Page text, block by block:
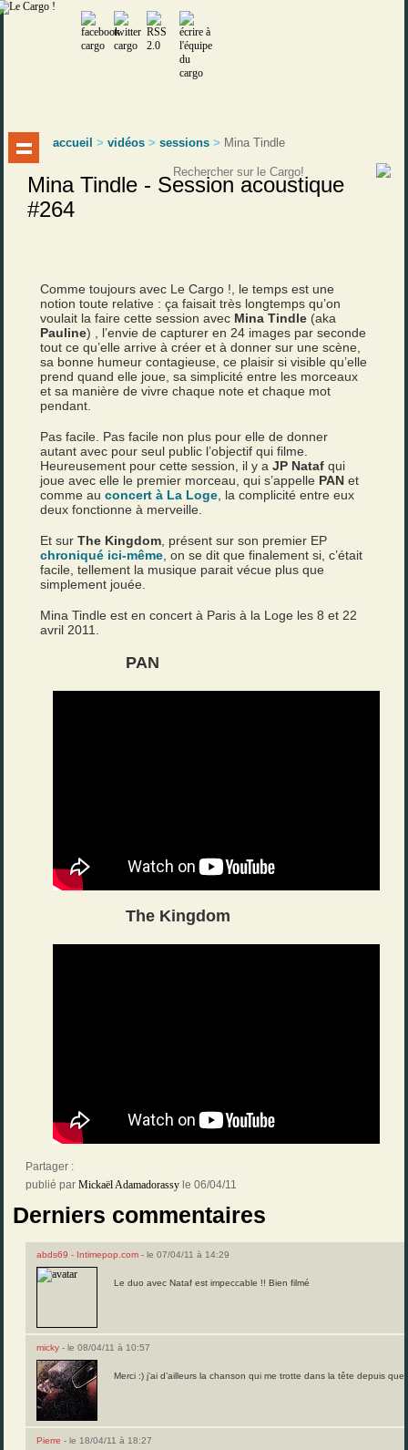
accueil >vidéos >sessions > Mina Tindle
Mina Tindle - Session acoustique
#264
Comme toujours avec Le Cargo !, le temps est une
notion toute relative : ça faisait très longtemps qu’on
voulait la faire cette session avec Mina Tindle (aka
Pauline) , l’envie de capturer en 24 images par seconde
tout ce qu’elle arrive à créer et à donner sur une scène,
sa bonne humeur contagieuse, ce plaisir si visible qu’elle
prend quand elle joue, sa simplicité entre les morceaux
et sa manière de vivre chaque note et chaque mot
pendant.
Pas facile. Pas facile non plus pour elle de donner
autant avec pour seul public l’objectif qui filme.
Heureusement pour cette session, il y aJP Natafqui
joue avec elle le premier morceau, qui s’appelle PAN et
comme auconcert à La Loge , la complicité entre eux
deux fonctionne à merveille.
Et surThe Kingdom , présent sur son premier EP
chroniqué ici-même , on se dit que finalement si, c’était
facile, tellement la musique parait vécue plus que
simplement jouée.
Mina Tindle est en concert à Paris à la Loge les 8 et 22
avril 2011.
PAN
The Kingdom
Partager :
publié par Mickaël Adamadorassy le 06/04/11
Derniers commentaires
abds69 - Intimepop.com - le 07/04/11 à 14:29
Le duo avec Nataf est impeccable !! Bien filmé
micky - le 08/04/11 à 10:57
Merci :) j’ai d’ailleurs la chanson qui me trotte dans la tête depuis que
Pierre - le 18/04/11 à 18:27